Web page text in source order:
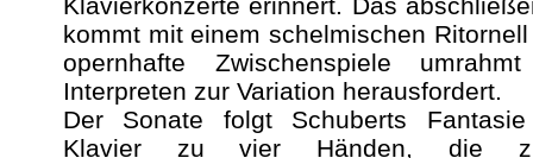
kommt mit einem schelmischen
opernhafte Zwischenspiele
Interpreten zur Variation herausfordert.
Der Sonate folgt Schuberts
Klavier zu vier Händen, die